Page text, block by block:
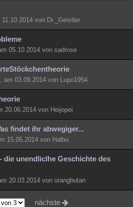
von Dr._Geistler
05.10.2014 von sadrose
03.09.2014 von Lupo1954
20.06.2014 von Heijopei
findet ihr abwegiger...
15.05.2014 von Halbu
die unendliclhe Geschichte des
20.03.2014 von orangbutan
nächste